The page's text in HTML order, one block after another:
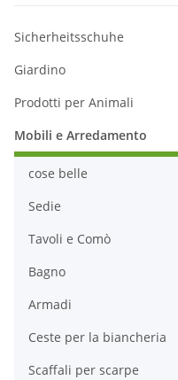
Sicherheitsschuhe
Giardino
Prodotti per Animali
Mobili e Arredamento
cose belle
Sedie
Tavoli e Comò
Bagno
Armadi
Ceste per la biancheria
Scaffali per scarpe